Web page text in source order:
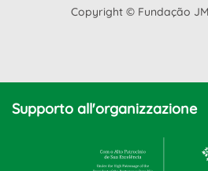
Copyright © Fundação
Supporto all'organizzazione